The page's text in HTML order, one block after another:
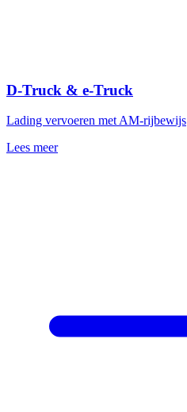
D-Truck & e-Truck
Lading vervoeren met AM-rijbewijs
Lees meer